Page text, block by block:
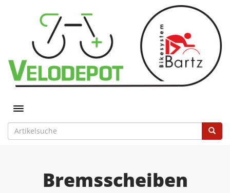
Toggle navigation
Bremsscheiben